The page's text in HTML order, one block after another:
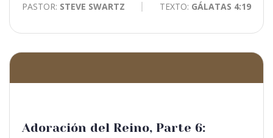
PASTOR: STEVE SWARTZ TEXTO: GÁLATAS 4:19
Adoración del Reino, Parte 6: